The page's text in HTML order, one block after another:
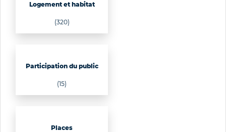
Logement et habitat
(320)
Participation du public
(15)
Places